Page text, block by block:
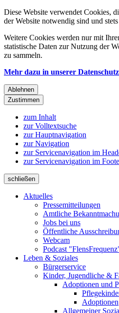
Diese Website verwendet Cookies,
der Website notwendig sind und
Weitere Cookies werden nur mit
statistische Daten zur Nutzung der
zu sammeln.
Mehr dazu in unserer
Ablehnen
Zustimmen
zum Inhalt
zur Volltextsuche
zur Hauptnavigation
zur Navigation
zur Servicenavigation im
zur Servicenavigation im
schließen
Aktuelles
Pressemitteilungen
Amtliche
Jobs bei uns
Öffentliche
Webcam
Podcast
Leben & Soziales
Bürgerservice
Kinder, Jugendliche &
Adoptionen und
Adoptionen
Allgemeiner